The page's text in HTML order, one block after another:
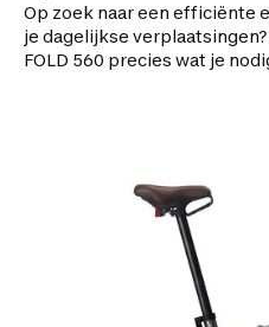
Op zoek naar een efficiënte
je dagelijkse
FOLD 560 precies wat je